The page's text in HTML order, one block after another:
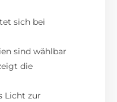
sich bei
sind wählbar
die
Licht zur